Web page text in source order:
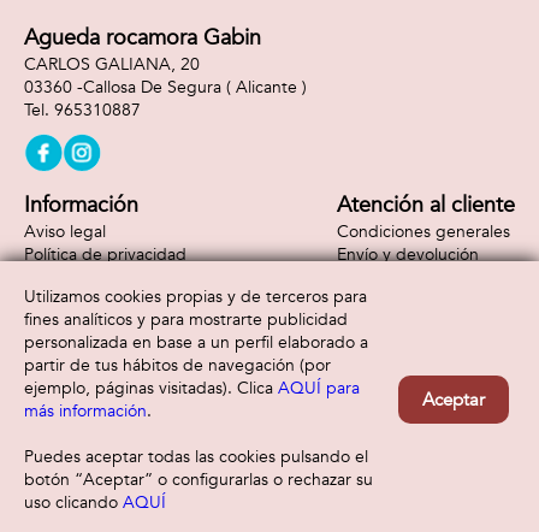
Agueda rocamora Gabin
CARLOS GALIANA, 20
03360 -Callosa De Segura ( Alicante )
965310887
Información
Aviso legal
Política de privacidad
Atención al cliente
Condiciones generales
Envío y devolución
Formas de pago
Utilizamos cookies propias y de terceros para
fines analíticos y para mostrarte publicidad
personalizada en base a un perfil elaborado a
partir de tus hábitos de navegación (por
ejemplo, páginas visitadas). Clica AQUÍ para
más información.
Puedes aceptar todas las cookies pulsando el
botón “Aceptar” o configurarlas o rechazar su
uso clicando AQUÍ
Aceptar